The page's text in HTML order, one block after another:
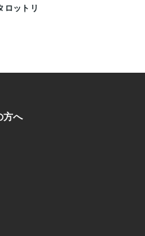
ロットリ